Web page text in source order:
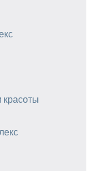
красоты